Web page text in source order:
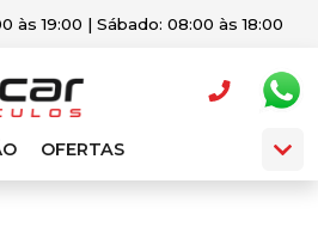
às 19:00 | Sábado: 08:00 às 18:00
OFERTAS